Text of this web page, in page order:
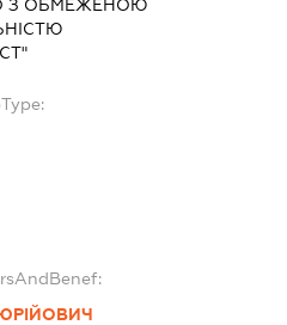
З ОБМЕЖЕНОЮ